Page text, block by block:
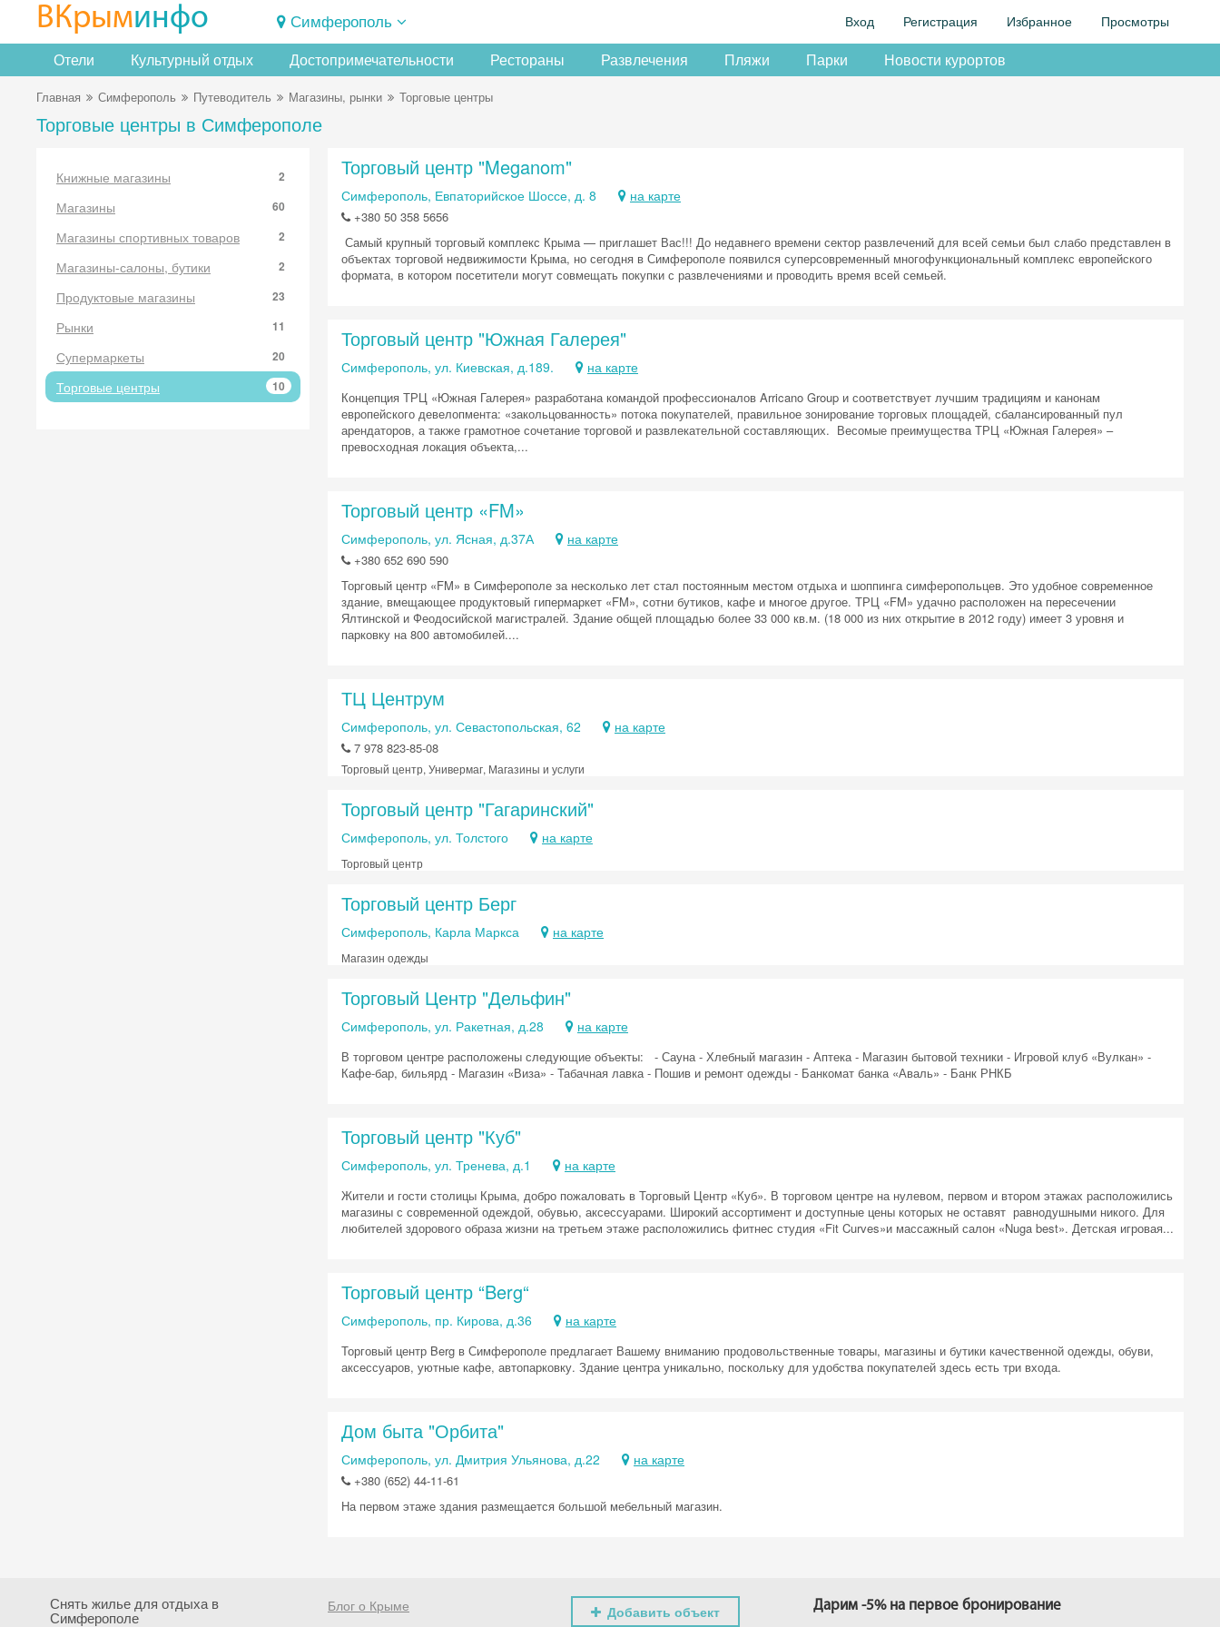
ВКрыминфо Симферополь Вход Регистрация Избранное Просмотры
Отели Культурный отдых Достопримечательности Рестораны Развлечения Пляжи Парки Новости курортов
Главная Симферополь Путеводитель Магазины, рынки Торговые центры
Торговые центры в Симферополе
Книжные магазины 2
Магазины 60
Магазины спортивных товаров 2
Магазины-салоны, бутики 2
Продуктовые магазины 23
Рынки 11
Супермаркеты 20
Торговые центры 10
Торговый центр "Meganom"
Симферополь, Евпаторийское Шоссе, д. 8 на карте
+380 50 358 5656
Самый крупный торговый комплекс Крыма — приглашет Вас!!! До недавнего времени сектор развлечений для всей семьи был слабо представлен в
объектах торговой недвижимости Крыма, но сегодня в Симферополе появился суперсовременный многофункциональный комплекс европейского
формата, в котором посетители могут совмещать покупки с развлечениями и проводить время всей семьей.
Торговый центр "Южная Галерея"
Симферополь, ул. Киевская, д.189. на карте
Концепция ТРЦ «Южная Галерея» разработана командой профессионалов Arricano Group и соответствует лучшим традициям и канонам
европейского девелопмента: «закольцованность» потока покупателей, правильное зонирование торговых площадей, сбалансированный пул
арендаторов, а также грамотное сочетание торговой и развлекательной составляющих. Весомые преимущества ТРЦ «Южная Галерея» –
превосходная локация объекта,...
Торговый центр «FM»
Симферополь, ул. Ясная, д.37А на карте
+380 652 690 590
Торговый центр «FM» в Симферополе за несколько лет стал постоянным местом отдыха и шоппинга симферопольцев. Это удобное современное
здание, вмещающее продуктовый гипермаркет «FM», сотни бутиков, кафе и многое другое. ТРЦ «FM» удачно расположен на пересечении
Ялтинской и Феодосийской магистралей. Здание общей площадью более 33 000 кв.м. (18 000 из них открытие в 2012 году) имеет 3 уровня и
парковку на 800 автомобилей....
ТЦ Центрум
Симферополь, ул. Севастопольская, 62 на карте
7 978 823-85-08
Торговый центр, Универмаг, Магазины и услуги
Торговый центр "Гагаринский"
Симферополь, ул. Толстого на карте
Торговый центр
Торговый центр Берг
Симферополь, Карла Маркса на карте
Магазин одежды
Торговый Центр "Дельфин"
Симферополь, ул. Ракетная, д.28 на карте
В торговом центре расположены следующие объекты: - Сауна - Хлебный магазин - Аптека - Магазин бытовой техники - Игровой клуб «Вулкан» -
Кафе-бар, бильярд - Магазин «Виза» - Табачная лавка - Пошив и ремонт одежды - Банкомат банка «Аваль» - Банк РНКБ
Торговый центр "Куб"
Симферополь, ул. Тренева, д.1 на карте
Жители и гости столицы Крыма, добро пожаловать в Торговый Центр «Куб». В торговом центре на нулевом, первом и втором этажах расположились
магазины с современной одеждой, обувью, аксессуарами. Широкий ассортимент и доступные цены которых не оставят равнодушными никого. Для
любителей здорового образа жизни на третьем этаже расположились фитнес студия «Fit Curves»и массажный салон «Nuga best». Детская игровая...
Торговый центр “Berg“
Симферополь, пр. Кирова, д.36 на карте
Торговый центр Berg в Симферополе предлагает Вашему вниманию продовольственные товары, магазины и бутики качественной одежды, обуви,
аксессуаров, уютные кафе, автопарковку. Здание центра уникально, поскольку для удобства покупателей здесь есть три входа.
Дом быта "Орбита"
Симферополь, ул. Дмитрия Ульянова, д.22 на карте
+380 (652) 44-11-61
На первом этаже здания размещается большой мебельный магазин.
Снять жилье для отдыха в
Симферополе
Блог о Крыме Добавить объект Дарим -5% на первое бронирование